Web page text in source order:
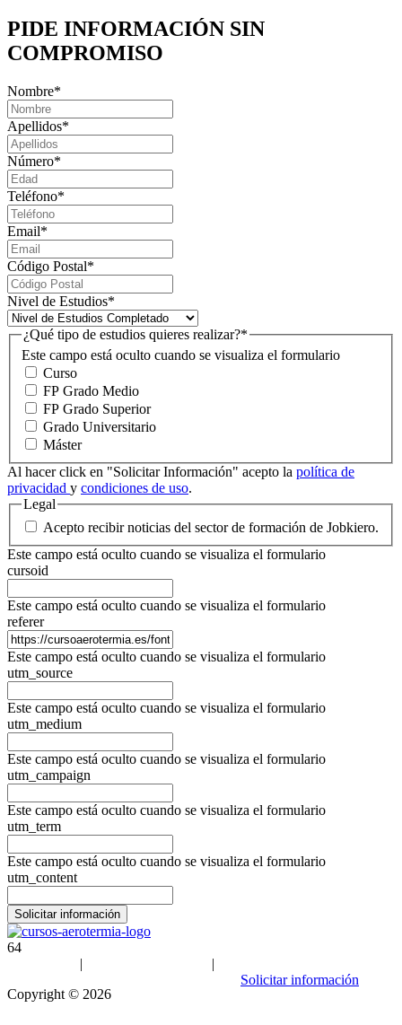
Solicitar información
PIDE INFORMACIÓN SIN
COMPROMISO
Nombre*
Apellidos*
Número*
Teléfono*
Email*
Código Postal*
Nivel de Estudios*
Este campo está oculto cuando se visualiza el formulario
¿Qué tipo de estudios quieres realizar?*
Curso
FP Grado Medio
FP Grado Superior
Grado Universitario
Máster
Al hacer click en "Solicitar Información" acepto la política de
privacidad y condiciones de uso.
Legal
Acepto recibir noticias del sector de formación de Jobkiero.
Este campo está oculto cuando se visualiza el formulario
cursoid
Este campo está oculto cuando se visualiza el formulario
referer
Este campo está oculto cuando se visualiza el formulario
utm_source
Este campo está oculto cuando se visualiza el formulario
utm_medium
Este campo está oculto cuando se visualiza el formulario
utm_campaign
Este campo está oculto cuando se visualiza el formulario
utm_term
Este campo está oculto cuando se visualiza el formulario
utm_content
64
| |
Copyright © 2026